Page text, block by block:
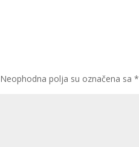
Neophodna polja su označena sa*